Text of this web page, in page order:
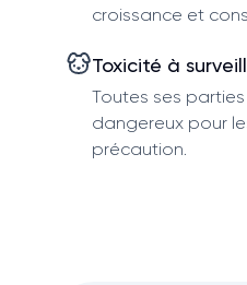
croissance et
Toxicité à
Toutes ses
dangereux pour
précaution.